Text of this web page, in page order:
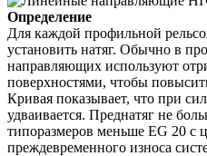
Определение
Для каждой профильной
установить натяг. Обычно в
направляющих используют
поверхностями, чтобы
Кривая показывает, что при
удваивается. Преднатяг не
типоразмеров меньше EG 20 с
преждевременного износа